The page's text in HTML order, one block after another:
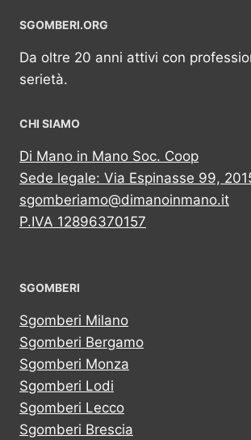
SGOMBERI.ORG
Da oltre 20 anni attivi con
serietà.
CHI SIAMO
Di Mano in Mano Soc. Coop
Sede legale: Via Espinasse 99,
sgomberiamo@dimanoinmano.it
P.IVA 12896370157
SGOMBERI
Sgomberi Milano
Sgomberi Bergamo
Sgomberi Monza
Sgomberi Lodi
Sgomberi Lecco
Sgomberi Brescia